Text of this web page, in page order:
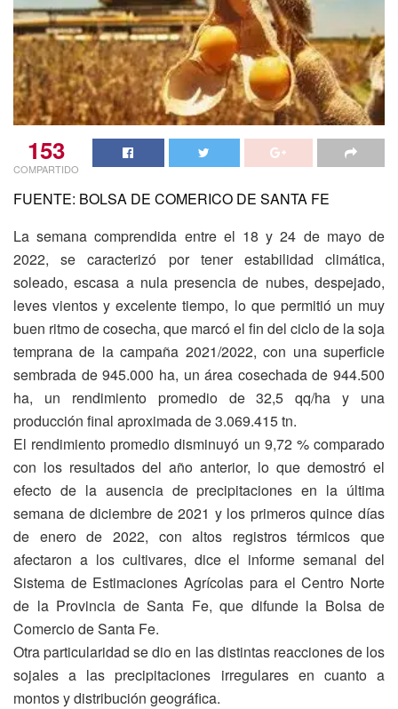
153
COMPARTIDO
FUENTE: BOLSA DE COMERICO DE SANTA FE
La semana comprendida entre el 18 y 24 de mayo de
2022, se caracterizó por tener estabilidad climática,
soleado, escasa a nula presencia de nubes, despejado,
leves vientos y excelente tiempo, lo que permitió un muy
buen ritmo de cosecha, que marcó el fin del ciclo de la soja
temprana de la campaña 2021/2022, con una superficie
sembrada de 945.000 ha, un área cosechada de 944.500
ha, un rendimiento promedio de 32,5 qq/ha y una
producción final aproximada de 3.069.415 tn.
El rendimiento promedio disminuyó un 9,72 % comparado
con los resultados del año anterior, lo que demostró el
efecto de la ausencia de precipitaciones en la última
semana de diciembre de 2021 y los primeros quince días
de enero de 2022, con altos registros térmicos que
afectaron a los cultivares, dice el informe semanal del
Sistema de Estimaciones Agrícolas para el Centro Norte
de la Provincia de Santa Fe, que difunde la Bolsa de
Comercio de Santa Fe.
Otra particularidad se dio en las distintas reacciones de los
sojales a las precipitaciones irregulares en cuanto a
montos y distribución geográfica.